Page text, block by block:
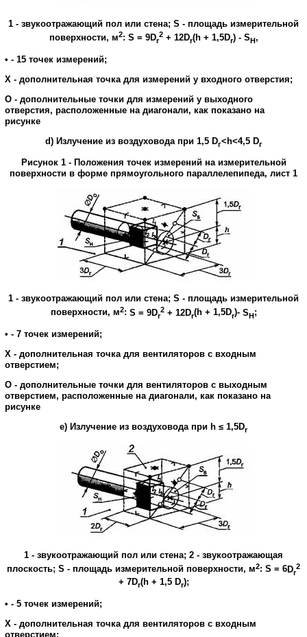
1 - звукоотражающий пол или стена; S - площадь измерительной
поверхности, м2: S = 9Dr
2+ 12Dr(h + 1,5Dr)- SH,
• - 15 точек измерений;
X - дополнительная точка для измерений у входного отверстия;
O - дополнительные точки для измерений у выходного
отверстия, расположенные на диагонали, как показано на
рисунке
d) Излучение из воздуховода при 1,5 Dг<h<4,5 Dг
Рисунок1 - Положения точек измерений на измерительной
поверхности в форме прямоугольного параллелепипеда, лист 1
1 - звукоотражающий пол или стена; S - площадь измерительной
поверхности, м2: S = 9Dr
2+ 12Dr(h + 1,5Dr)- SH;
• - 7 точек измерений;
X - дополнительная точка для вентиляторов с входным
отверстием;
О - дополнительные точки для вентиляторов с выходным
отверстием, расположенные на диагонали, как показано на
рисунке
е) Излучение из воздуховода при h ≤ 1,5Dr
1 - звукоотражающий пол или стена; 2 - звукоотражающая
плоскость; S - площадь измерительной поверхности, м2: S = 6Dr
2
+ 7Dr(h+ 1,5 Dr);
• - 5 точек измерений;
X - дополнительная точка для вентиляторов с входным
отверстием;